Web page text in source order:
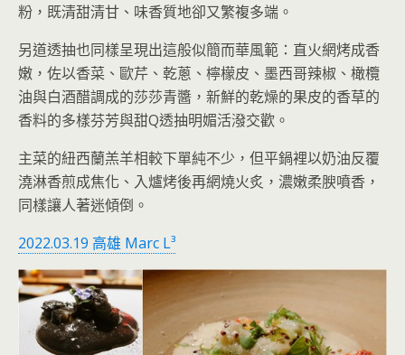
粉，既清甜清甘、味香質地卻又繁複多端。
另道透抽也同樣呈現出這般似簡而華風範：直火網烤成香
嫩，佐以香菜、歐芹、乾蔥、檸檬皮、墨西哥辣椒、橄欖
油與白酒醋調成的莎莎青醬，新鮮的乾燥的果皮的香草的
香料的多樣芬芳與甜Q透抽明媚活潑交歡。
主菜的紐西蘭羔羊相較下單純不少，但平鍋裡以奶油反覆
澆淋香煎成焦化、入爐烤後再網燒火炙，濃嫩柔腴噴香，
同樣讓人著迷傾倒。
2022.03.19 高雄 Marc L³